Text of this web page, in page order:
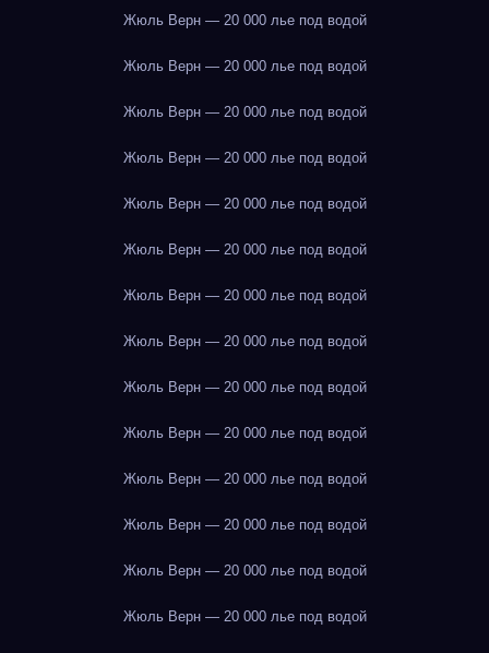
Жюль Верн — 20 000 лье под водой
Жюль Верн — 20 000 лье под водой
Жюль Верн — 20 000 лье под водой
Жюль Верн — 20 000 лье под водой
Жюль Верн — 20 000 лье под водой
Жюль Верн — 20 000 лье под водой
Жюль Верн — 20 000 лье под водой
Жюль Верн — 20 000 лье под водой
Жюль Верн — 20 000 лье под водой
Жюль Верн — 20 000 лье под водой
Жюль Верн — 20 000 лье под водой
Жюль Верн — 20 000 лье под водой
Жюль Верн — 20 000 лье под водой
Жюль Верн — 20 000 лье под водой